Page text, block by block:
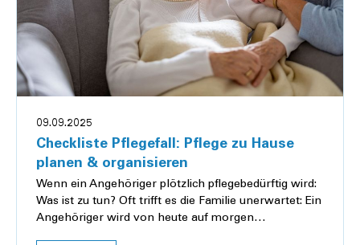
09.09.2025
Checkliste Pflegefall: Pflege zu Hause
planen & organisieren
Wenn ein Angehöriger plötzlich pflegebedürftig wird:
Was ist zu tun? Oft trifft es die Familie unerwartet: Ein
Angehöriger wird von heute auf morgen